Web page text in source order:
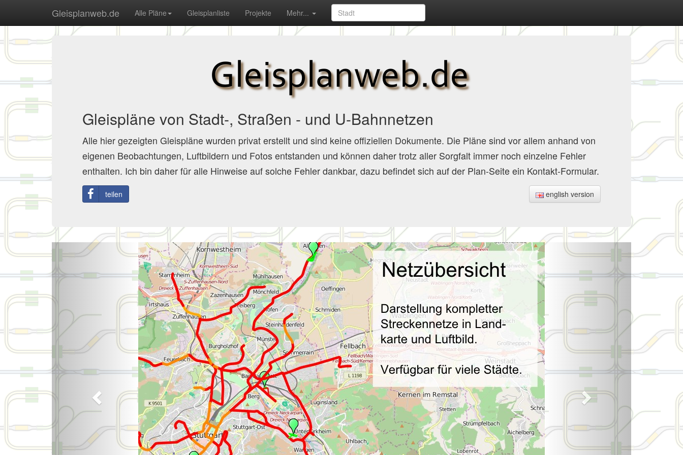
Gleisplanweb.de Alle Pläne Gleisplanliste Projekte Mehr...
Gleispläne von Stadt-, Straßen - und U-Bahnnetzen
Alle hier gezeigten Gleispläne wurden privat erstellt und sind keine offiziellen Dokumente. Die Pläne sind vor allem anhand von
eigenen Beobachtungen, Luftbildern und Fotos entstanden und können daher trotz aller Sorgfalt immer noch einzelne Fehler
enthalten. Ich bin daher für alle Hinweise auf solche Fehler dankbar, dazu befindet sich auf der Plan-Seite ein Kontakt-Formular.
teilen english version
Zurück Weiter